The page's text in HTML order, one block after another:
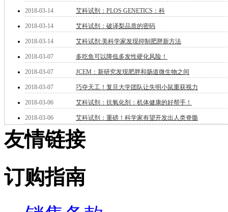
分析试剂
基准试剂
对照品
指示剂
染料中间体
染色剂
标准品
色谱试剂
分子筛
天然产物
标准溶液
生物/化学试剂
碳水化合物
抗生素
生物缓冲液
酶、辅酶
2018-03-14 艾科试剂：PLOS GENETICS：科
2018-03-14 艾科试剂：破译梨品质的密码
2018-03-14 艾科试剂:美科学家发现抑制肥胖新方法
2018-03-07 多吃鱼可以降低多发性硬化风险！
2018-03-07 JCEM：新研究发现肥胖和肠道微生物之间
2018-03-07 巧夺天工！复旦大学团队让失明小鼠重获视力
2018-03-06 艾科试剂：抗氧化剂：机体健康的好帮手！
2018-03-06 艾科试剂：重磅！科学家有望开发出人类脊髓
友情链接
订购指南